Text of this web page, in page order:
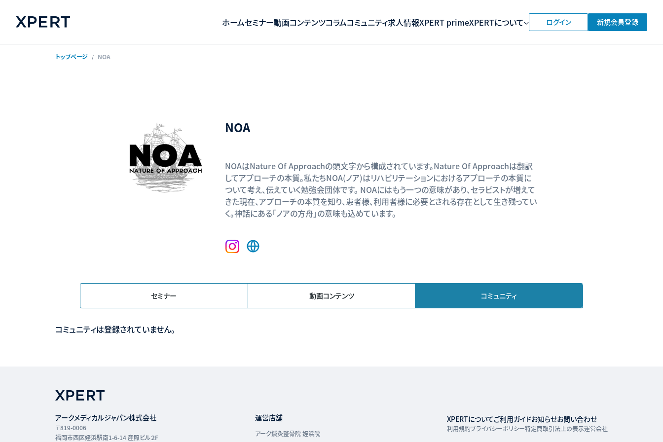
ホームセミナー動画コンテンツコラムコミュニティ求人情報XPERT primeXPERTについて ログイン 新規会員登録
トップページ NOA
NOA
NOAはNature Of Approachの頭文字から構成されています。Nature Of Approachは翻訳
してアプローチの本質。私たちNOA(ノア)はリハビリテーションにおけるアプローチの本質に
ついて考え、伝えていく勉強会団体です。 NOAにはもう一つの意味があり、セラピストが増えて
きた現在、アプローチの本質を知り、患者様、利用者様に必要とされる存在として生き残ってい
く。神話にある「ノアの方舟」の意味も込めています。
Instagram
ジ
Web
ト
セミナー 動画コンテンツ コミュニティ
コミュニティは登録されていません。
アークメディカルジャパン株式会社
〒819-0006
福岡市西区姪浜駅南1-6-14 産照ビル２F
運営店舗
アーク鍼灸整骨院 姪浜院
XPERTについてご利用ガイドお知らせお問い合わせ
利用規約プライバシーポリシー特定商取引法上の表示運営会社